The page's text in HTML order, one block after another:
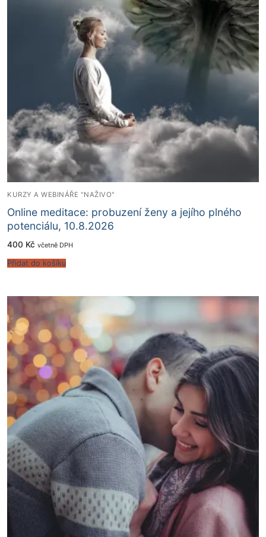
KURZY A WEBINÁŘE "NAŽIVO"
Online meditace: probuzení ženy a jejího plného
potenciálu, 10.8.2026
400 Kč včetně DPH
Přidat do košíku